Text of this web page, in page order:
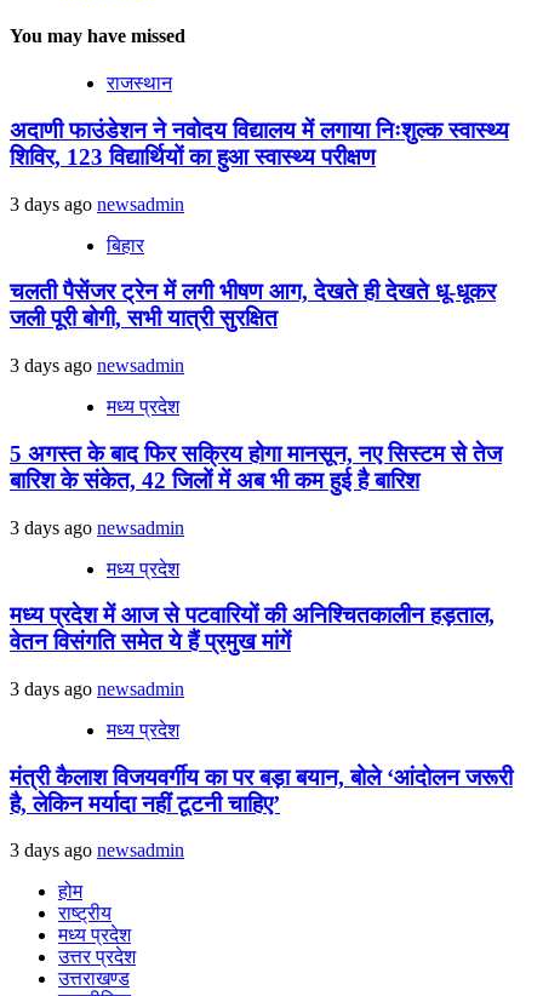
You may have missed
राजस्थान
अदाणी फाउंडेशन ने नवोदय विद्यालय में लगाया निःशुल्क स्वास्थ्य
शिविर, 123 विद्यार्थियों का हुआ स्वास्थ्य परीक्षण
3 days ago newsadmin
बिहार
चलती पैसेंजर ट्रेन में लगी भीषण आग, देखते ही देखते धू-धूकर
जली पूरी बोगी, सभी यात्री सुरक्षित
3 days ago newsadmin
मध्य प्रदेश
5 अगस्त के बाद फिर सक्रिय होगा मानसून, नए सिस्टम से तेज
बारिश के संकेत, 42 जिलों में अब भी कम हुई है बारिश
3 days ago newsadmin
मध्य प्रदेश
मध्य प्रदेश में आज से पटवारियों की अनिश्चितकालीन हड़ताल,
वेतन विसंगति समेत ये हैं प्रमुख मांगें
3 days ago newsadmin
मध्य प्रदेश
मंत्री कैलाश विजयवर्गीय का पर बड़ा बयान, बोले ‘आंदोलन जरूरी
है, लेकिन मर्यादा नहीं टूटनी चाहिए’
3 days ago newsadmin
होम
राष्ट्रीय
मध्य प्रदेश
उत्तर प्रदेश
उत्तराखण्ड